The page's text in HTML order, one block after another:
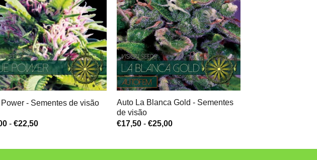
- Sementes de visão
- €22,50Gama
€15,00
Auto La Blanca Gold - Sementes
de visão
€17,50 - €25,00Gama
€17,50